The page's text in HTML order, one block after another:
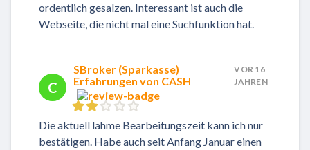
ordentlich gesalzen. Interessant ist auch die
Webseite, die nicht mal eine Suchfunktion hat.
C
SBroker (Sparkasse)
Erfahrungen von CASH
VOR 16
JAHREN
Die aktuell lahme Bearbeitungszeit kann ich nur
bestätigen. Habe auch seit Anfang Januar einen